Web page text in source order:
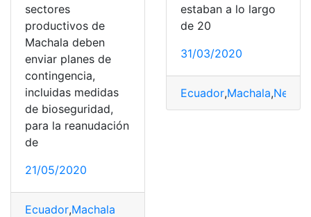
sectores
productivos de
Machala deben
enviar planes de
contingencia,
incluidas medidas
de bioseguridad,
para la reanudación
de
21/05/2020
Ecuador,Machala
estaban a lo largo
de 20
31/03/2020
Ecuador,Machala,